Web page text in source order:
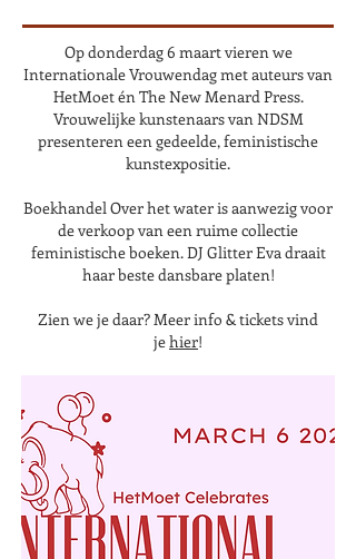
Op donderdag 6 maart vieren we
Internationale Vrouwendag met auteurs van
HetMoet én The New Menard Press.
Vrouwelijke kunstenaars van NDSM
presenteren een gedeelde, feministische
kunstexpositie.
Boekhandel Over het water is aanwezig voor
de verkoop van een ruime collectie
feministische boeken. DJ Glitter Eva draait
haar beste dansbare platen!
Zien we je daar? Meer info & tickets vind
jehier!​